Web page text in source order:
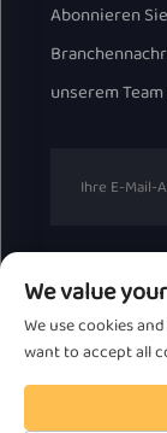
Abonnieren
unserem
Urheberrecht
Technology
Nach oben
We value
We use cookies
want to accept all